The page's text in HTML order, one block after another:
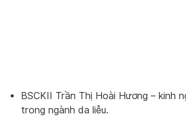
BSCKII Trần Thị Hoài Hương – kinh
trong ngành da liễu.